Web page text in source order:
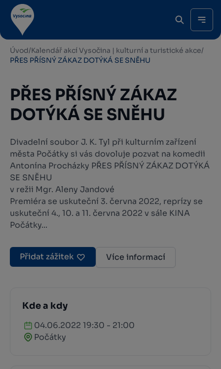
Úvod/Kalendář akcí Vysočina | kulturní a turistické akce/
PŘES PŘÍSNÝ ZÁKAZ DOTÝKÁ SE SNĚHU
PŘES PŘÍSNÝ ZÁKAZ
DOTÝKÁ SE SNĚHU
Divadelní soubor J. K. Tyl při kulturním zařízení
města Počátky si vás dovoluje pozvat na komedii
Antonína Procházky PŘES PŘÍSNÝ ZÁKAZ DOTÝKÁ
SE SNĚHU
v režii Mgr. Aleny Jandové
Premiéra se uskuteční 3. června 2022, reprízy se
uskuteční 4., 10. a 11. června 2022 v sále KINA
Počátky...
Přidat zážitek Více informací
Kde a kdy
04.06.2022 19:30 - 21:00
Počátky